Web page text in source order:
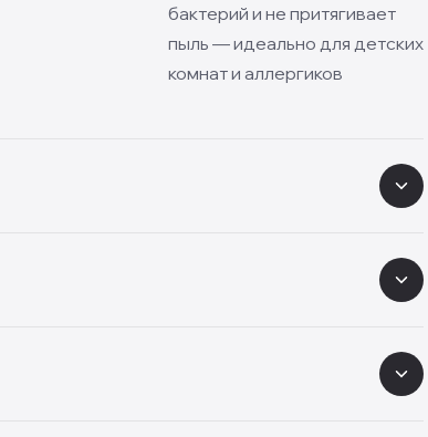
бактерий и не притягивает
пыль — идеально для детских
комнат и аллергиков